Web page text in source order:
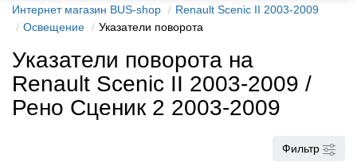
Интернет магазин BUS-shop
Renault Scenic II 2003-2009
Освещение
Указатели поворота
Указатели поворота на
Renault Scenic II 2003-2009 /
Рено Сценик 2 2003-2009
Фильтр